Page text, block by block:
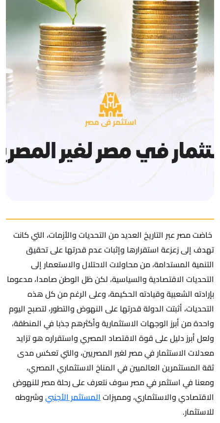
خاضت مصر عبر التاريخ العديد من التحديات والأزمات، التي كانت
تهدف إلى زعزعة استقرارها وإثبات عدم قدرتها على تحقيق
التنمية المستدامة، من محاولات الاحتلال والاستعمار إلى
التحديات الاقتصادية والسياسية، لكن ظل الوطن صامدا، مدعوما
بإرادته الشعبية وقيادته الحكيمة، وعلى الرغم من كل هذه
التحديات، أثبتت الدولة قدرتها على النهوض والتطور، لتصبح اليوم
واحدة من أبرز الوجهات الاستثمارية وأكثرهم جذبا في المنطقة،
ولعل أبرز دليل على قوة الاقتصاد المصري واستقراره هو تزايد
معدلات الاستثمار في مصر لغير المصريين، والتي تعكس مدى
ثقة المستثمرين العالميين في المناخ الاستثماري المصري،
ومعنا في استثمر في مصر سوف نتعرف على رحلة مصر للنهوض
الاقتصادي والاستثماري، ومميزاتالمستثمر الأجنبيوشروطه
للاستثمار.